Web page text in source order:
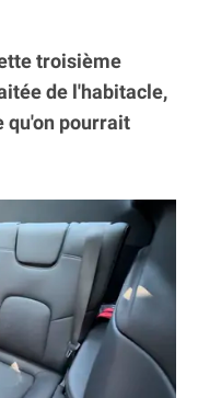
troisième
de l'habitacle,
qu'on pourrait